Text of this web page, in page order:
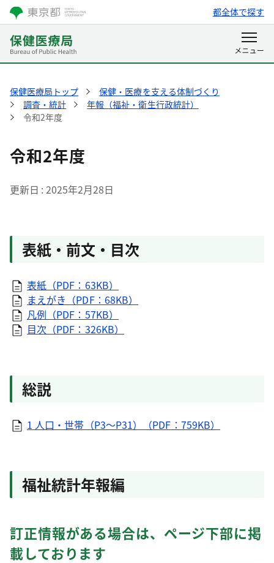
都全体で探す
保健医療局トップ
保健・医療を支える体制づくり
調査・統計
年報（福祉・衛生行政統計）
令和2年度
令和2年度
更新日 2025年2月28日
表紙・前文・目次
表紙（PDF：63KB）
まえがき（PDF：68KB）
凡例（PDF：57KB）
目次（PDF：326KB）
総説
1 人口・世帯（P3～P31）（PDF：759KB）
福祉統計年報編
訂正情報がある場合は、ページ下部に掲
載しております